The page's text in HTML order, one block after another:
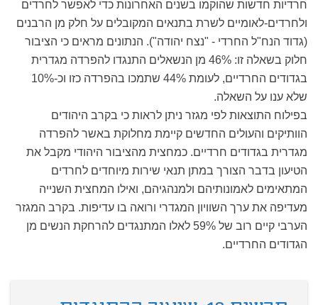
חרדיות חדשות שהוקמו בשנים האחרונות כדי לאפשר לחרדים
ולחרדים-לאומיים לשרת בתנאים המקובלים על חלק מן הרבנים
(גדוד הנח"ל החרדי - "נצח יהודה"). הנתונים מראים כי הציבור
חלוק בשאלה זו: 46% מן הנשאלים התנגדו להפרדה מגדרית
בגדודים החרדיים, לעומת 44% שתמכו בהפרדה כזו וכ-10%
שלא ענו על השאלה.
בפילוח התוצאות לפי מגזר ניתן לראות כי בקרב היהודים
הוותיקים והעולים החדשים קיימת מחלוקת באשר להפרדה
מגדרית בגדודים חרדיים. כמחצית מהציבור היהודי מקבל את
הטיעון בדבר הצורך במתן תנאי שירות מיוחדים לחרדים
המתאימים לאמונותיהם ולמנהגיהם, ואילו המחצית השנייה
מעדיפה את ערך השוויון המגדרי ורואה בו עדיפות. בקרב המגזר
הערבי קיים רוב של 59% לאלו המתנגדים להרחקת הנשים מן
הגדודים החרדיים.